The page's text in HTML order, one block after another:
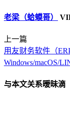
老梁（蛤蟆哥）
上一篇
用友财务软件（
Windows/macOS/
与本文关系暧昧滴